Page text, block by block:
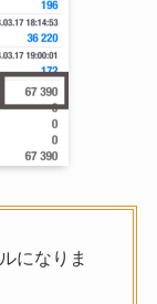
になりま